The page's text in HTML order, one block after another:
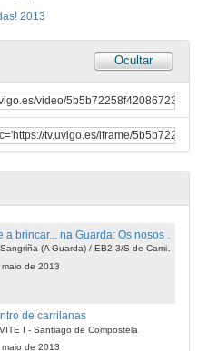
2013
Ocultar
de 2013
Lagoa - Salvaterra
de 2013
IES A Sangriña (A Guarda) / EB2 3/S de Caminha
de 2013
de carrilanas
I - Santiago de Compostela
de 2013